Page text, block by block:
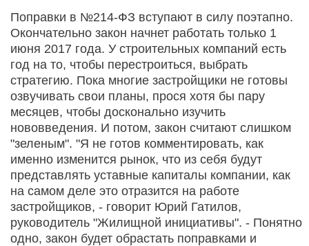
Поправки в №214-ФЗ вступают в силу поэтапно.
Окончательно закон начнет работать только 1
июня 2017 года. У строительных компаний есть
год на то, чтобы перестроиться, выбрать
стратегию. Пока многие застройщики не готовы
озвучивать свои планы, прося хотя бы пару
месяцев, чтобы досконально изучить
нововведения. И потом, закон считают слишком
"зеленым". "Я не готов комментировать, как
именно изменится рынок, что из себя будут
представлять уставные капиталы компании, как
на самом деле это отразится на работе
застройщиков, - говорит Юрий Гатилов,
руководитель "Жилищной инициативы". - Понятно
одно, закон будет обрастать поправками и